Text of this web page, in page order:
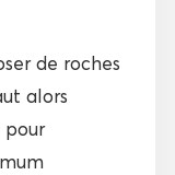
de roches
alors
pour